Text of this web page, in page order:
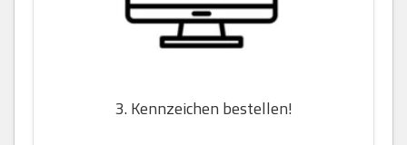
3. Kennzeichen bestellen!